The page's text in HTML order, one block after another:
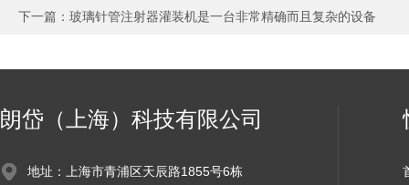
下一篇： 玻璃针管注射器灌装机是一台非常精确而且复杂的设备
朗岱（上海）科技有限公司
地址：上海市青浦区天辰路1855号6栋